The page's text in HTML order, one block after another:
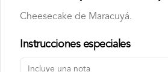
$9.95
Cheesecake de Maracuyá.
Instrucciones especiales